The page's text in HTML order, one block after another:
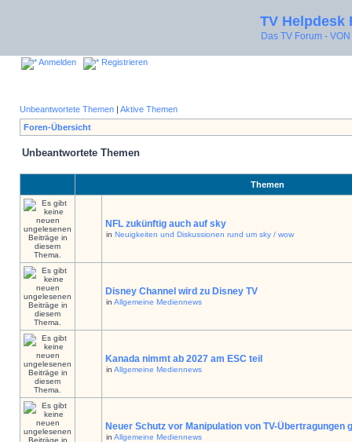
TV Helpdesk
Das TV Forum -
Anmelden Registrieren
Unbeantwortete Themen | Aktive Themen
Foren-Übersicht
Unbeantwortete Themen
Themen
NFL zukünftig auch auf sky
in Neuigkeiten und Diskussionen rund um sky / wow
Disney Channel wird zu Disney TV
in Allgemeine Mediennews
Kanada nimmt ab 2027 am ESC teil
in Allgemeine Mediennews
Neuer Schutz vor Manipulation von TV-Übertragungen
in Allgemeine Mediennews